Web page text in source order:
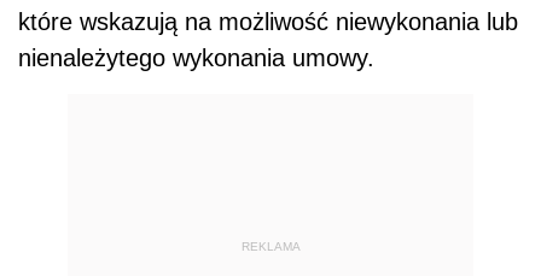
które wskazują na możliwość niewykonania lub
nienależytego wykonania umowy.
REKLAMA